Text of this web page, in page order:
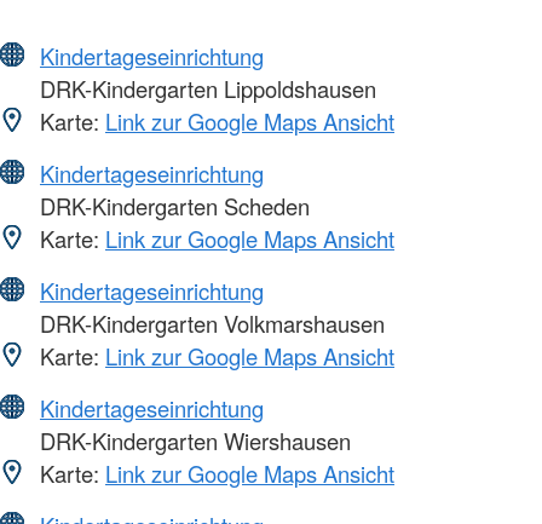
Kindertageseinrichtung
DRK-Kindergarten Lippoldshausen
Karte: Link zur Google Maps Ansicht
Kindertageseinrichtung
DRK-Kindergarten Scheden
Karte: Link zur Google Maps Ansicht
Kindertageseinrichtung
DRK-Kindergarten Volkmarshausen
Karte: Link zur Google Maps Ansicht
Kindertageseinrichtung
DRK-Kindergarten Wiershausen
Karte: Link zur Google Maps Ansicht